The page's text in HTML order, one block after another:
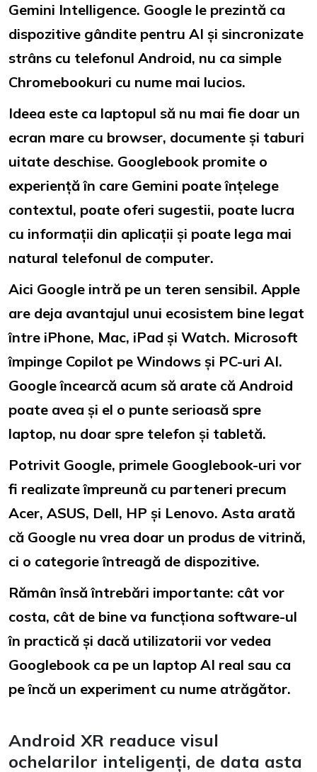
Gemini Intelligence. Google le prezintă ca
dispozitive gândite pentru AI și sincronizate
strâns cu telefonul Android, nu ca simple
Chromebookuri cu nume mai lucios.
Ideea este ca laptopul să nu mai fie doar un
ecran mare cu browser, documente și taburi
uitate deschise. Googlebook promite o
experiență în care Gemini poate înțelege
contextul, poate oferi sugestii, poate lucra
cu informații din aplicații și poate lega mai
natural telefonul de computer.
Aici Google intră pe un teren sensibil. Apple
are deja avantajul unui ecosistem bine legat
între iPhone, Mac, iPad și Watch. Microsoft
împinge Copilot pe Windows și PC-uri AI.
Google încearcă acum să arate că Android
poate avea și el o punte serioasă spre
laptop, nu doar spre telefon și tabletă.
Potrivit Google, primele Googlebook-uri vor
fi realizate împreună cu parteneri precum
Acer, ASUS, Dell, HP și Lenovo. Asta arată
că Google nu vrea doar un produs de vitrină,
ci o categorie întreagă de dispozitive.
Rămân însă întrebări importante: cât vor
costa, cât de bine va funcționa software-ul
în practică și dacă utilizatorii vor vedea
Googlebook ca pe un laptop AI real sau ca
pe încă un experiment cu nume atrăgător.
Android XR readuce visul
ochelarilor inteligenți, de data asta